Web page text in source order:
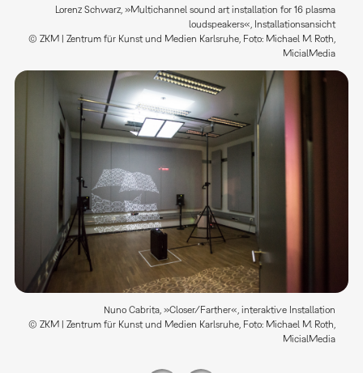
Lorenz Schwarz, »Multichannel sound art installation for 16 plasma
loudspeakers«, Installationsansicht
© ZKM | Zentrum für Kunst und Medien Karlsruhe, Foto: Michael M. Roth,
MicialMedia
Nuno Cabrita, »Closer/Farther«, interaktive Installation
© ZKM | Zentrum für Kunst und Medien Karlsruhe, Foto: Michael M. Roth,
MicialMedia